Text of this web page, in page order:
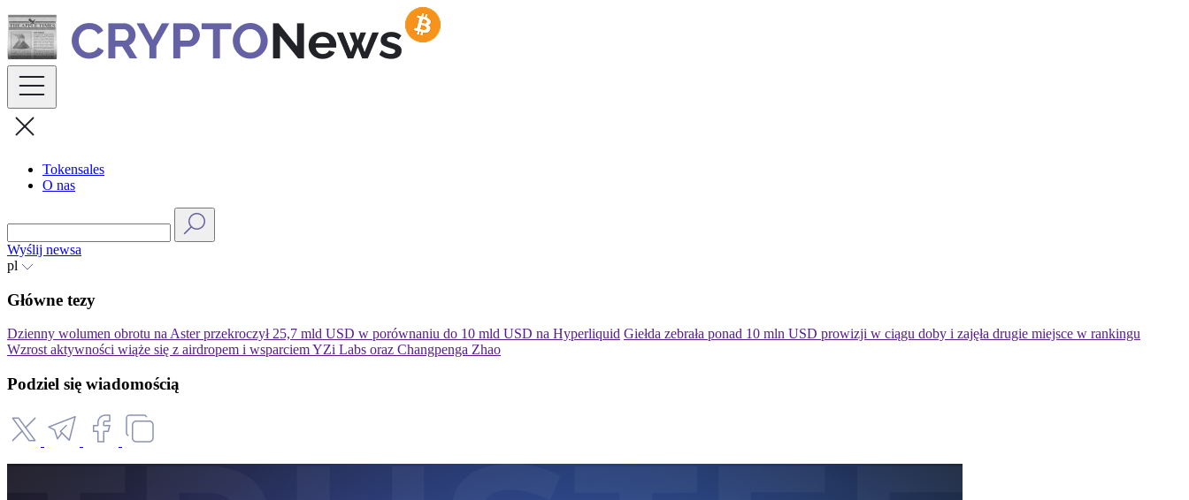
Skip
to
content
Tokensales
O nas
Wyślij newsa
pl
Główne tezy
Dzienny wolumen obrotu na Aster przekroczył 25,7 mld USD w porównaniu do 10 mld USD na Hyperliquid Giełda zebrała ponad 10 mln USD prowizji w ciągu doby i zajęła drugie miejsce w rankingu
Wzrost aktywności wiąże się z airdropem i wsparciem YZi Labs oraz Changpenga Zhao
Podziel się wiadomością